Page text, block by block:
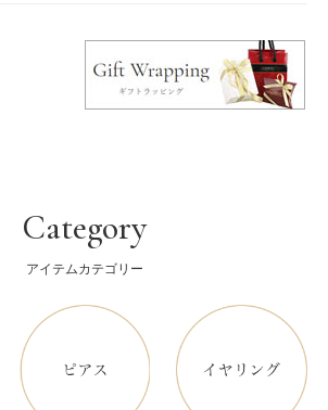
Category
アイテムカテゴリー